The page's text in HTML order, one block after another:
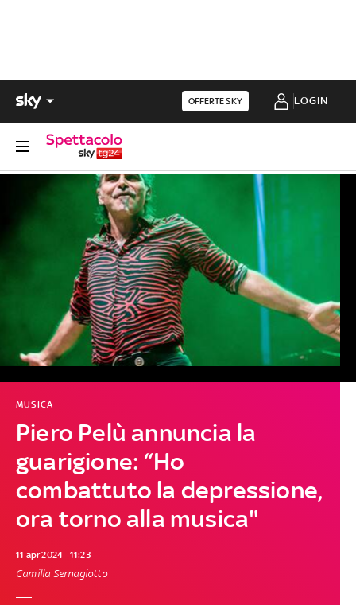
OFFERTE SKY LOGIN
Piero Pelù annuncia la
guarigione: “Ho
combattuto la depressione,
ora torno alla musica"
MUSICA
11 apr 2024 - 11:23
Camilla Sernagiotto